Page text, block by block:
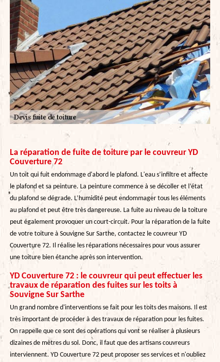
La réparation de fuite de toiture par le couvreur YD
Couverture 72
Un toit qui fuit endommage d'abord le plafond. L'eau s’infiltre et affecte
le plafond et sa peinture. La peinture commence à se décoller et l’état
du plafond se dégrade. L’humidité peut endommager tous les éléments
au plafond et peut être très dangereuse. La fuite au niveau de la toiture
peut également provoquer un court-circuit. Pour la réparation de la fuite
de votre toiture à Souvigne Sur Sarthe, contactez le couvreur YD
Couverture 72. Il réalise les réparations nécessaires pour vous assurer
une toiture bien étanche après son intervention.
YD Couverture 72 : le couvreur qui peut effectuer les
travaux de réparation des fuites sur les toits à
Souvigne Sur Sarthe
Un grand nombre d'interventions se fait pour les toits des maisons. Il est
très important de procéder à des travaux de réparation pour les fuites.
On rappelle que ce sont des opérations qui vont se réaliser à plusieurs
dizaines de mètres du sol. Donc, il faut que des artisans couvreurs
interviennent. YD Couverture 72 peut proposer ses services et n'oubliez